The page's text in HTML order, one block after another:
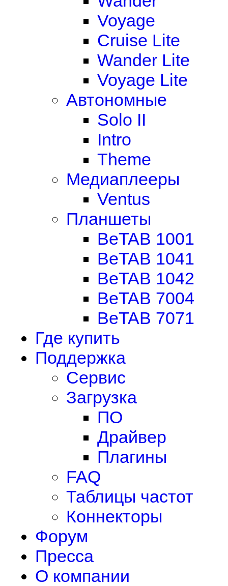
Voyage
Cruise Lite
Wander Lite
Voyage Lite
Автономные
Solo II
Intro
Theme
Медиаплееры
Ventus
Планшеты
BeTAB 1001
BeTAB 1041
BeTAB 1042
BeTAB 7004
BeTAB 7071
Где купить
Поддержка
Сервис
Загрузка
ПО
Драйвер
Плагины
FAQ
Таблицы частот
Коннекторы
Форум
Пресса
О компании